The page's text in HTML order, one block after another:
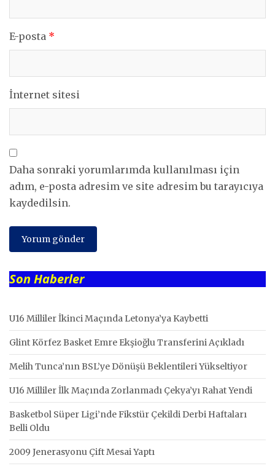
E-posta *
İnternet sitesi
Daha sonraki yorumlarımda kullanılması için
adım, e-posta adresim ve site adresim bu tarayıcıya
kaydedilsin.
Son Haberler
U16 Milliler İkinci Maçında Letonya’ya Kaybetti
Glint Körfez Basket Emre Ekşioğlu Transferini Açıkladı
Melih Tunca’nın BSL’ye Dönüşü Beklentileri Yükseltiyor
U16 Milliler İlk Maçında Zorlanmadı Çekya’yı Rahat Yendi
Basketbol Süper Ligi’nde Fikstür Çekildi Derbi Haftaları
Belli Oldu
2009 Jenerasyonu Çift Mesai Yaptı